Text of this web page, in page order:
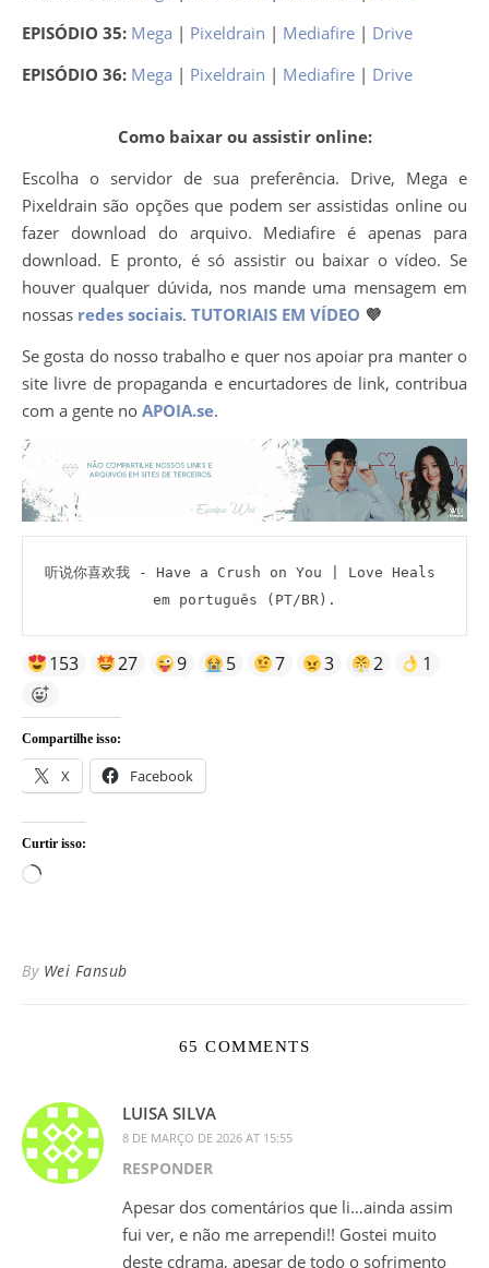
EPISÓDIO 35: Mega | Pixeldrain | Mediafire | Drive
EPISÓDIO 36: Mega | Pixeldrain | Mediafire | Drive
Como baixar ou assistir online:
Escolha o servidor de sua preferência. Drive, Mega e
Pixeldrain são opções que podem ser assistidas online ou
fazer download do arquivo. Mediafire é apenas para
download. E pronto, é só assistir ou baixar o vídeo. Se
houver qualquer dúvida, nos mande uma mensagem em
nossas redes sociais. TUTORIAIS EM VÍDEO 💜
Se gosta do nosso trabalho e quer nos apoiar pra manter o
site livre de propaganda e encurtadores de link, contribua
com a gente no APOIA.se.
听说你喜欢我 - Have a Crush on You | Love Heals
em português (PT/BR).
153 27 9 5 7 3 2 1
Compartilhe isso:
X Facebook
Curtir isso:
Carregando...
By Wei Fansub
65 COMMENTS
LUISA SILVA
8 DE MARÇO DE 2026 AT 15:55
RESPONDER
Apesar dos comentários que li…ainda assim
fui ver, e não me arrependi!! Gostei muito
deste cdrama, apesar de todo o sofrimento